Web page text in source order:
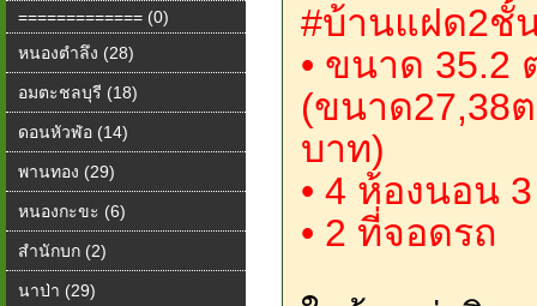
============= (0)
หนองตำลึง (28)
อมตะชลบุรี (18)
ดอนหัวฬ่อ (14)
พานทอง (29)
หนองกะขะ (6)
สำนักบก (2)
นาป่า (29)
#บ้านแฝด2ชั้
• ขนาด 35.2
(ขนาด27,38
บาท)
• 4 ห้องนอน
• 2 ที่จอดรถ